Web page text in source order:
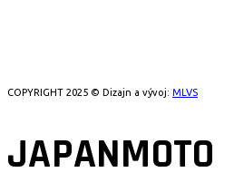
COPYRIGHT 2025 © Dizajn a vývoj: MLVS
JAPANMOTO